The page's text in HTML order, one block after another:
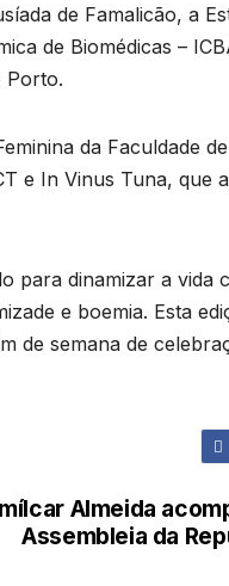
de Famalicão, a
de Biomédicas –
Porto.
da Faculdade
e In Vinus Tuna, que
para dinamizar a vida
e boemia. Esta
de semana de
Almeida
Assembleia da